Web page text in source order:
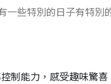
一些特別的日子有特別
制能力，感受趣味驚喜